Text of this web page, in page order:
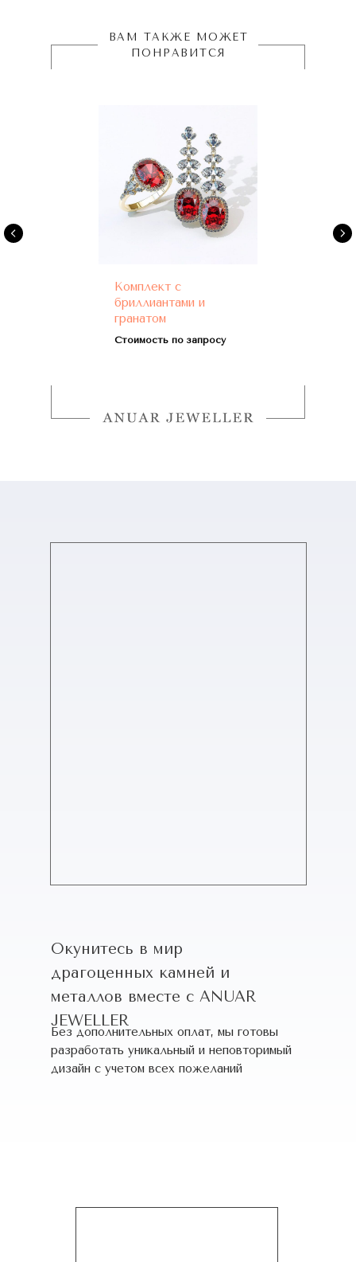
ВАМ ТАКЖЕ МОЖЕТ
ПОНРАВИТСЯ
Комплект с
бриллиантами и
гранатом
Стоимость по запросу
Окунитесь в мир
драгоценных камней и
металлов вместе с ANUAR
JEWELLER
Без дополнительных оплат, мы готовы
разработать уникальный и неповторимый
дизайн c учетом всех пожеланий